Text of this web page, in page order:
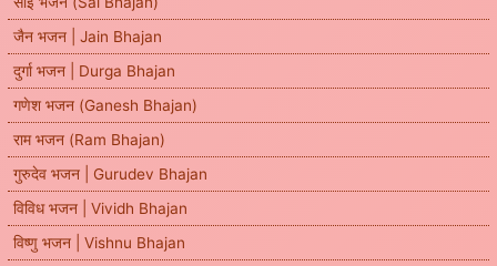
जैन भजन | Jain Bhajan
दुर्गा भजन | Durga Bhajan
गणेश भजन (Ganesh Bhajan)
राम भजन (Ram Bhajan)
गुरुदेव भजन | Gurudev Bhajan
विविध भजन | Vividh Bhajan
विष्णु भजन | Vishnu Bhajan